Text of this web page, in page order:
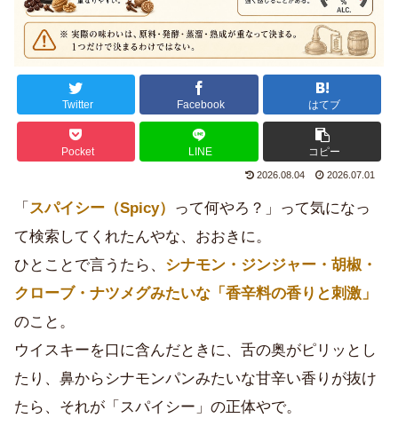
Twitter Facebook はてブ
Pocket LINE コピー
2026.08.04 2026.07.01
「 スパイシー（Spicy）
って何やろ？」って気になっ
て検索してくれたんやな、おおきに。
ひとことで言うたら、 シナモン・ジンジャー・胡椒・
クローブ・ナツメグみたいな「香辛料の香りと刺激」
のこと。
ウイスキーを口に含んだときに、舌の奥がピリッとし
たり、鼻からシナモンパンみたいな甘辛い香りが抜け
たら、それが「スパイシー」の正体やで。